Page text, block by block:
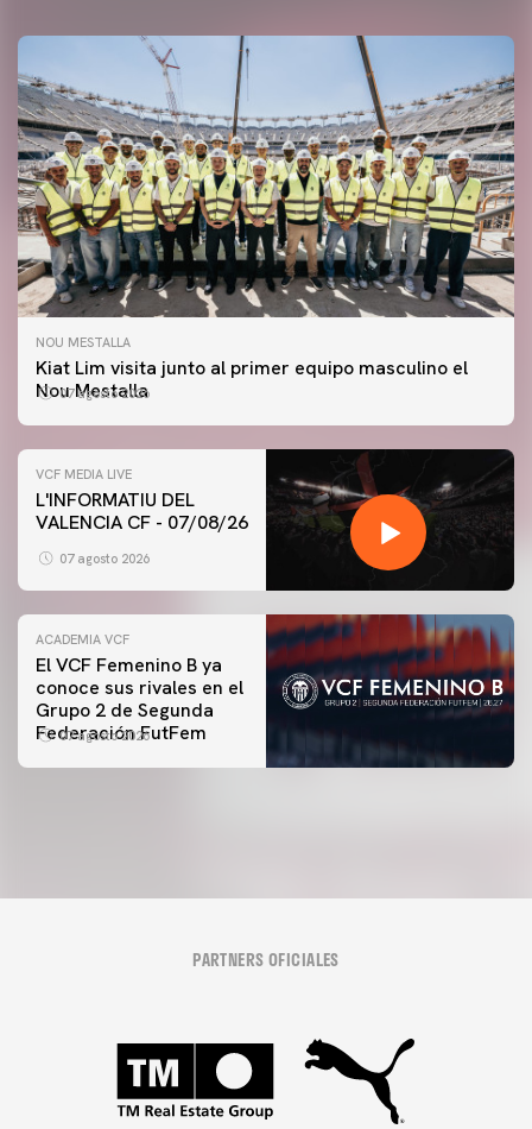
NOU MESTALLA
Kiat Lim visita junto al primer equipo masculino el
Nou Mestalla
07 agosto 2026
VCF MEDIA LIVE
L'INFORMATIU DEL
VALENCIA CF - 07/08/26
07 agosto 2026
ACADEMIA VCF
El VCF Femenino B ya
conoce sus rivales en el
Grupo 2 de Segunda
Federación FutFem
07 agosto 2026
PRIMER EQUIPO
ENTRENAMIENTO DEL VALENCIA CF 7/8/2026
PARTNERS OFICIALES